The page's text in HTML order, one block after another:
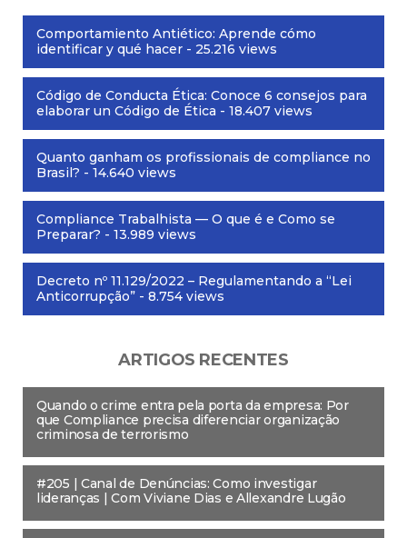
Comportamiento Antiético: Aprende cómo
identificar y qué hacer - 25.216 views
Código de Conducta Ética: Conoce 6 consejos para
elaborar un Código de Ética - 18.407 views
Quanto ganham os profissionais de compliance no
Brasil? - 14.640 views
Compliance Trabalhista — O que é e Como se
Preparar? - 13.989 views
Decreto nº 11.129/2022 – Regulamentando a “Lei
Anticorrupção” - 8.754 views
ARTIGOS RECENTES
Quando o crime entra pela porta da empresa: Por
que Compliance precisa diferenciar organização
criminosa de terrorismo
#205 | Canal de Denúncias: Como investigar
lideranças | Com Viviane Dias e Allexandre Lugão